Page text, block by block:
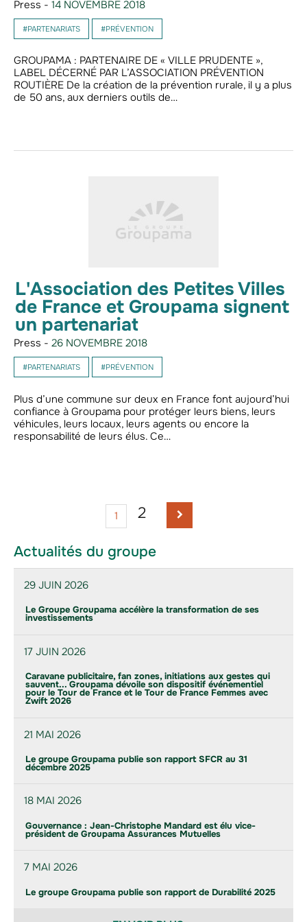
Press - 14 NOVEMBRE 2018
#PARTENARIATS #PRÉVENTION
GROUPAMA : PARTENAIRE DE « VILLE PRUDENTE »,
LABEL DÉCERNÉ PAR L’ASSOCIATION PRÉVENTION
ROUTIÈRE De la création de la prévention rurale, il y a plus
de 50 ans, aux derniers outils de…
L'Association des Petites Villes
de France et Groupama signent
un partenariat
Press - 26 NOVEMBRE 2018
#PARTENARIATS #PRÉVENTION
Plus d’une commune sur deux en France font aujourd’hui
confiance à Groupama pour protéger leurs biens, leurs
véhicules, leurs locaux, leurs agents ou encore la
responsabilité de leurs élus. Ce…
1 2
Actualités du groupe
29 JUIN 2026
Le Groupe Groupama accélère la transformation de ses
investissements
17 JUIN 2026
Caravane publicitaire, fan zones, initiations aux gestes qui
sauvent... Groupama dévoile son dispositif événementiel
pour le Tour de France et le Tour de France Femmes avec
Zwift 2026
21 MAI 2026
Le groupe Groupama publie son rapport SFCR au 31
décembre 2025
18 MAI 2026
Gouvernance : Jean-Christophe Mandard est élu vice-
président de Groupama Assurances Mutuelles
7 MAI 2026
Le groupe Groupama publie son rapport de Durabilité 2025